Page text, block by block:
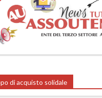
di acquisto solidale